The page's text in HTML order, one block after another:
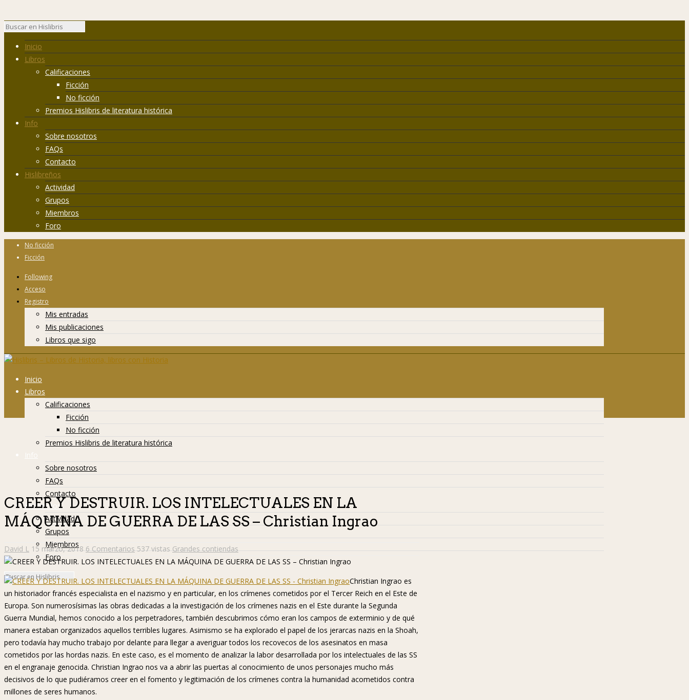
Inicio
Libros
Calificaciones
Ficción
No ficción
Premios Hislibris de literatura histórica
Info
Sobre nosotros
FAQs
Contacto
Hislibreños
Actividad
Grupos
Miembros
Foro
No ficción
Ficción
Following
Acceso
Registro
Mis entradas
Mis publicaciones
Libros que sigo
Inicio
Libros
Calificaciones
Ficción
No ficción
Premios Hislibris de literatura histórica
Info
Sobre nosotros
FAQs
Contacto
Hislibreños
Actividad
Grupos
Miembros
Foro
CREER Y DESTRUIR. LOS INTELECTUALES EN LA
MÁQUINA DE GUERRA DE LAS SS – Christian Ingrao
David L 15 marzo, 2018 6 Comentarios 537 vistas Grandes contiendas
Christian Ingrao es
un historiador francés especialista en el nazismo y en particular, en los crímenes cometidos por el Tercer Reich en el Este de
Europa. Son numerosísimas las obras dedicadas a la investigación de los crímenes nazis en el Este durante la Segunda
Guerra Mundial, hemos conocido a los perpetradores, también descubrimos cómo eran los campos de exterminio y de qué
manera estaban organizados aquellos terribles lugares. Asimismo se ha explorado el papel de los jerarcas nazis en la Shoah,
pero todavía hay mucho trabajo por delante para llegar a averiguar todos los recovecos de los asesinatos en masa
cometidos por las hordas nazis. En este caso, es el momento de analizar la labor desarrollada por los intelectuales de las SS
en el engranaje genocida. Christian Ingrao nos va a abrir las puertas al conocimiento de unos personajes mucho más
decisivos de lo que pudiéramos creer en el fomento y legitimación de los crímenes contra la humanidad acometidos contra
millones de seres humanos.